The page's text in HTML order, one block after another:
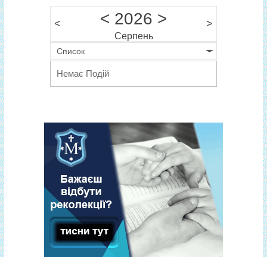
< < 2026 >
Серпень
>
Список
Немає Подій